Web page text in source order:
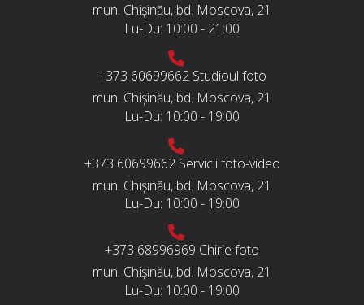
mun. Chișinău, bd. Moscova, 21
Lu-Du: 10:00 - 21:00
+373 60699662 Studioul foto
mun. Chișinău, bd. Moscova, 21
Lu-Du: 10:00 - 19:00
+373 60699662 Servicii foto-video
mun. Chișinău, bd. Moscova, 21
Lu-Du: 10:00 - 19:00
+373 68996969 Chirie foto
mun. Chișinău, bd. Moscova, 21
Lu-Du: 10:00 - 19:00